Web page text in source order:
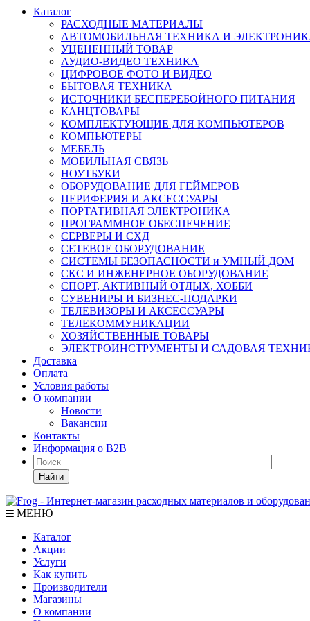
Каталог
РАСХОДНЫЕ МАТЕРИАЛЫ
АВТОМОБИЛЬНАЯ ТЕХНИКА И
УЦЕНЕННЫЙ ТОВАР
АУДИО-ВИДЕО ТЕХНИКА
ЦИФРОВОЕ ФОТО И ВИДЕО
БЫТОВАЯ ТЕХНИКА
ИСТОЧНИКИ БЕСПЕРЕБОЙНОГО ПИТАНИЯ
КАНЦТОВАРЫ
КОМПЛЕКТУЮЩИЕ ДЛЯ КОМПЬЮТЕРОВ
КОМПЬЮТЕРЫ
МЕБЕЛЬ
МОБИЛЬНАЯ СВЯЗЬ
НОУТБУКИ
ОБОРУДОВАНИЕ ДЛЯ ГЕЙМЕРОВ
ПЕРИФЕРИЯ И АКСЕССУАРЫ
ПОРТАТИВНАЯ ЭЛЕКТРОНИКА
ПРОГРАММНОЕ ОБЕСПЕЧЕНИЕ
СЕРВЕРЫ И СХД
СЕТЕВОЕ ОБОРУДОВАНИЕ
СИСТЕМЫ БЕЗОПАСНОСТИ и УМНЫЙ ДОМ
СКС И ИНЖЕНЕРНОЕ ОБОРУДОВАНИЕ
СПОРТ, АКТИВНЫЙ ОТДЫХ, ХОББИ
СУВЕНИРЫ И БИЗНЕС-ПОДАРКИ
ТЕЛЕВИЗОРЫ И АКСЕССУАРЫ
ТЕЛЕКОММУНИКАЦИИ
ХОЗЯЙСТВЕННЫЕ ТОВАРЫ
ЭЛЕКТРОИНСТРУМЕНТЫ И САДОВАЯ
Доставка
Оплата
Условия работы
О компании
Новости
Вакансии
Контакты
Информация о B2B
Найти
МЕНЮ
Каталог
Акции
Услуги
Как купить
Производители
Магазины
О компании